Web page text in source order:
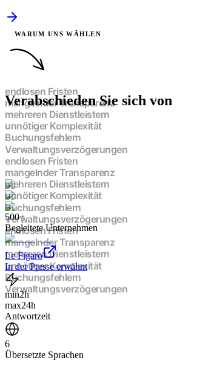
WARUM UNS WÄHLEN
Verabschieden Sie sich von
endlosen Fristen
mangelnder Transparenz
mehreren Dienstleistern
unnötiger Komplexität
Buchungsfehlern
Verwaltungsverzögerungen
endlosen Fristen
mangelnder Transparenz
mehreren Dienstleistern
unnötiger Komplexität
Buchungsfehlern
Verwaltungsverzögerungen
endlosen Fristen
mangelnder Transparenz
mehreren Dienstleistern
unnötiger Komplexität
Buchungsfehlern
Verwaltungsverzögerungen
endlosen Fristen
mangelnder Transparenz
mehreren Dienstleistern
unnötiger Komplexität
Buchungsfehlern
500+
Begleitete Unternehmen
Le Figaro
In der Presse erwähnt
min2h
max24h
Antwortzeit
6
Übersetzte Sprachen